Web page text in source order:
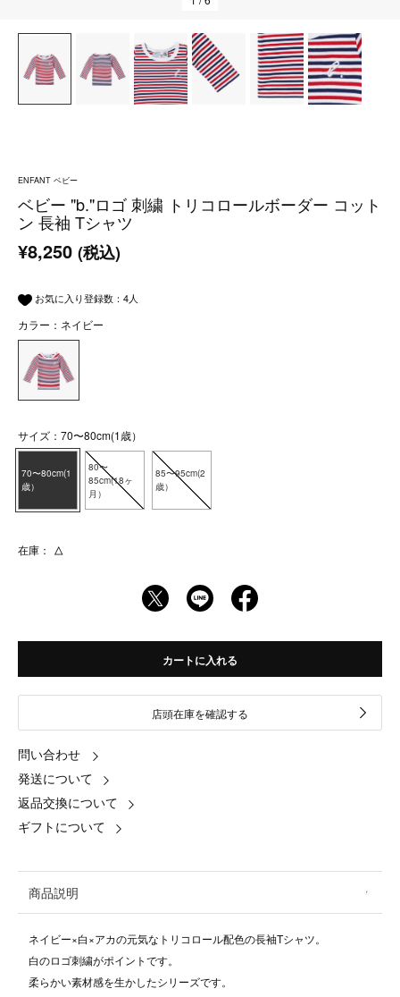
ENFANT ベビー
ベビー "b."ロゴ 刺繍 トリコロールボーダー コット
ン 長袖 Tシャツ
¥8,250 (税込)
お気に入り登録数： 4人
カラー：ネイビー
サイズ：70〜80cm(1歳）
70〜80cm(1
歳）
80〜
85cm(18ヶ
月）
85〜95cm(2
歳）
在庫： △
カートに入れる
店頭在庫を確認する
問い合わせ
発送について
返品交換について
ギフトについて
商品説明
ネイビー×白×アカの元気なトリコロール配色の長袖Tシャツ。
白のロゴ刺繍がポイントです。
柔らかい素材感を生かしたシリーズです。